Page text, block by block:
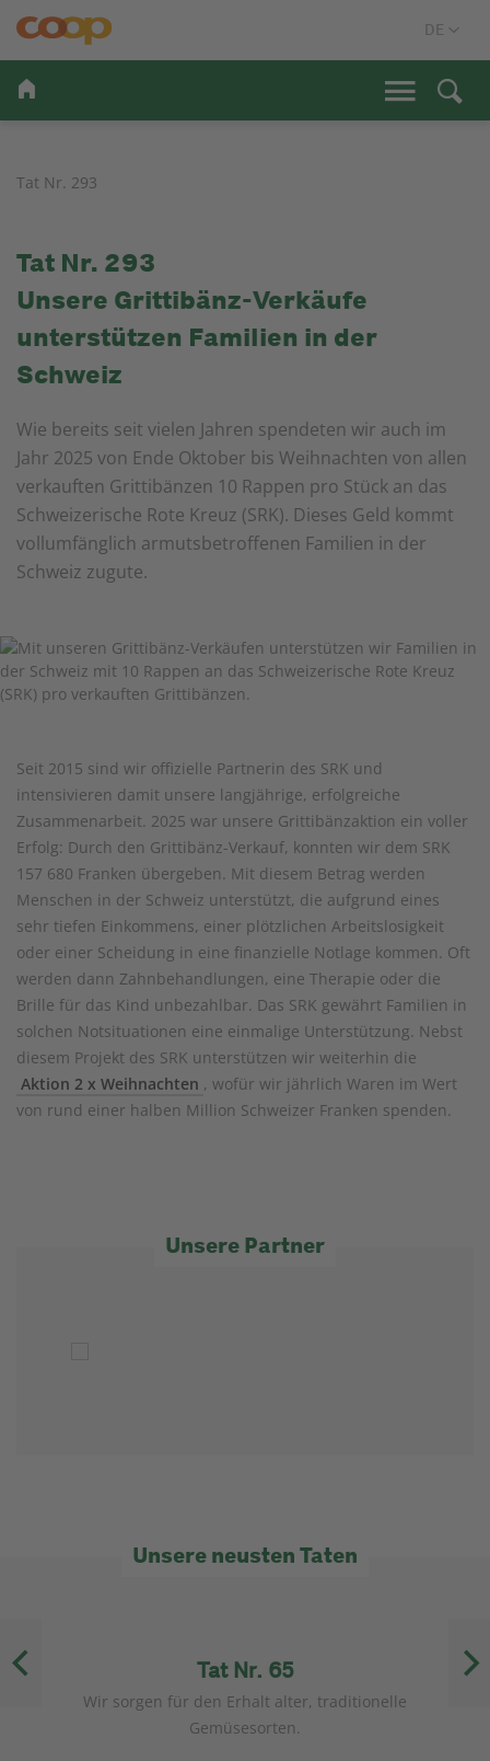
Tat Nr. 293
Tat Nr. 293
Unsere Grittibänz-Verkäufe
unterstützen Familien in der
Schweiz
Wie bereits seit vielen Jahren spendeten wir auch im
Jahr 2025 von Ende Oktober bis Weihnachten von allen
verkauften Grittibänzen 10 Rappen pro Stück an das
Schweizerische Rote Kreuz (SRK). Dieses Geld kommt
vollumfänglich armutsbetroffenen Familien in der
Schweiz zugute.
Seit 2015 sind wir offizielle Partnerin des SRK und
intensivieren damit unsere langjährige, erfolgreiche
Zusammenarbeit. 2025 war unsere Grittibänzaktion ein voller
Erfolg: Durch den Grittibänz-Verkauf, konnten wir dem SRK
157 680 Franken übergeben. Mit diesem Betrag werden
Menschen in der Schweiz unterstützt, die aufgrund eines
sehr tiefen Einkommens, einer plötzlichen Arbeitslosigkeit
oder einer Scheidung in eine finanzielle Notlage kommen. Oft
werden dann Zahnbehandlungen, eine Therapie oder die
Brille für das Kind unbezahlbar. Das SRK gewährt Familien in
solchen Notsituationen eine einmalige Unterstützung. Nebst
diesem Projekt des SRK unterstützen wir weiterhin die
Aktion 2 x Weihnachten , wofür wir jährlich Waren im Wert
von rund einer halben Million Schweizer Franken spenden.
Unsere Partner
Unsere neusten Taten
Tat Nr. 65
Wir sorgen für den Erhalt alter, traditionelle
Gemüsesorten.